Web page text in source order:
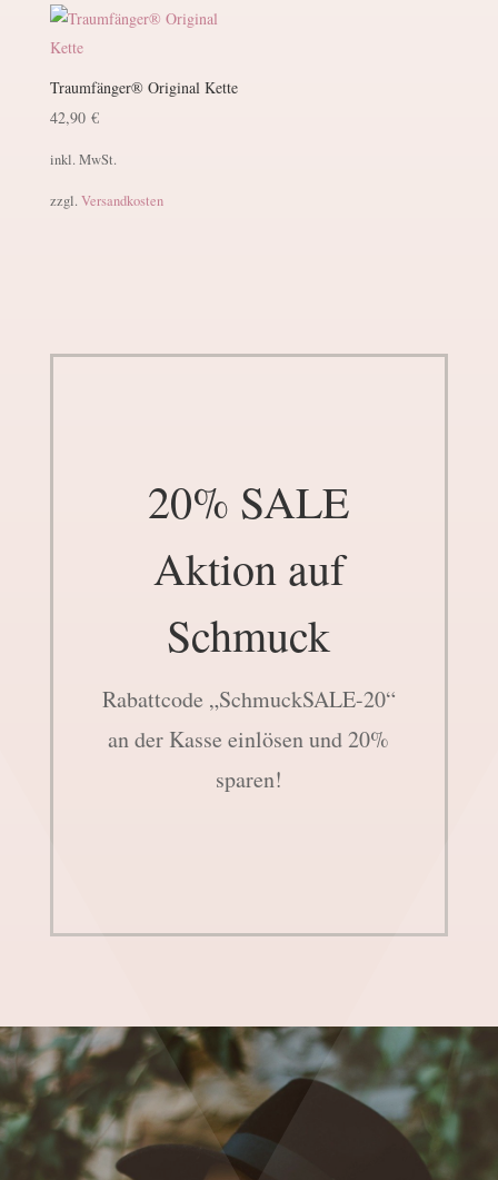
Traumfänger® Original Kette
42,90 €
inkl. MwSt.
zzgl. Versandkosten
20% SALE
Aktion auf
Schmuck
Rabattcode „SchmuckSALE-20“
an der Kasse einlösen und 20%
sparen!